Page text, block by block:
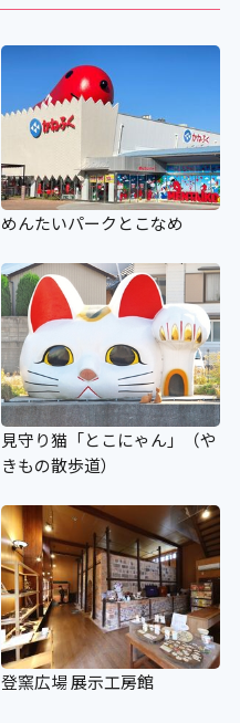
めんたいパークとこなめ
見守り猫「とこにゃん」（や
きもの散歩道）
登窯広場 展示工房館